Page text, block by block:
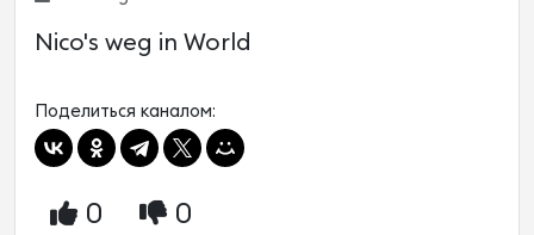
Nico's weg in World
Поделиться каналом:
0 0